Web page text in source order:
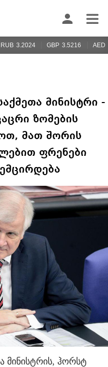
RUB 3.2024 GBP 3.5216 AED
მინისტრი -
ზომების
მათ შორის
ფრენები
მინისტრის, ჰორსტ